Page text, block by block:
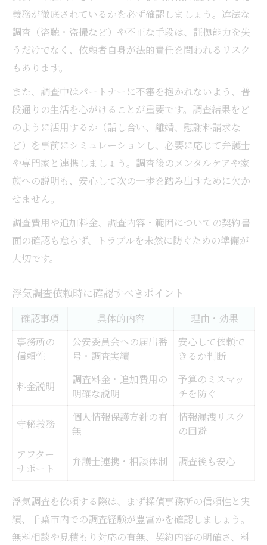
義務が徹底されているかを必ず確認しましょう。違法な
調査（盗聴・盗撮など）や不正な手段は、証拠能力を失
うだけでなく、依頼者自身が法的責任を問われるリスク
もあります。
また、調査中はパートナーに不審を抱かれないよう、普
段通りの生活を心がけることが重要です。調査結果をど
のように活用するか（話し合い、離婚、慰謝料請求な
ど）を事前にシミュレーションし、必要に応じて弁護士
や専門家と連携しましょう。調査後のメンタルケアや家
族への説明も、安心して次の一歩を踏み出すために欠か
せません。
調査費用や追加料金、調査内容・範囲についての契約書
面の確認も怠らず、トラブルを未然に防ぐための準備が
大切です。
浮気調査依頼時に確認すべきポイント
確認事項 具体的内容
理由・効果
事務所の
信頼性
公安委員会への届出番
号・調査実績
安心して依頼で
きるか判断
料金説明
調査料金・追加費用の
明確な説明
予算のミスマッ
チを防ぐ
守秘義務
個人情報保護方針の有
無
情報漏洩リスク
の回避
アフター
サポート
弁護士連携・相談体制 調査後も安心
浮気調査を依頼する際は、まず探偵事務所の信頼性と実
績、千葉市内での調査経験が豊富かを確認しましょう。
無料相談や見積もり対応の有無、契約内容の明確さ、料